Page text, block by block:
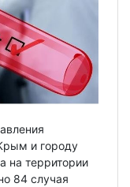
и городу
на территории
84 случая